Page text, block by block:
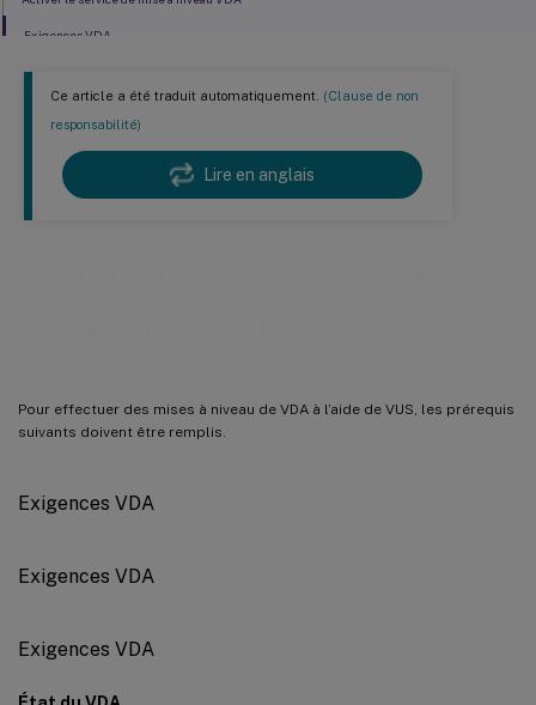
Ce article a été traduit automatiquement. (Clause de non
responsabilité)
Lire en anglais
Pour effectuer des mises à niveau de VDA à l’aide de VUS, les prérequis
suivants doivent être remplis.
Exigences VDA
Exigences VDA
Exigences VDA
Exigences VDA